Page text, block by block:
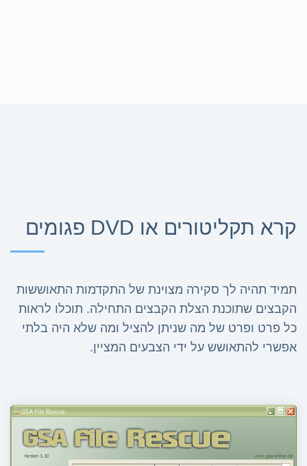
קרא תקליטורים או DVD פגומים
תמיד תהיה לך סקירה מצוינת של התקדמות התאוששות
הקבצים שתוכנת הצלת הקבצים התחילה. תוכלו לראות
כל פרט ופרט של מה שניתן להציל ומה שלא היה בלתי
אפשרי להתאושש על ידי הצבעים המציין.